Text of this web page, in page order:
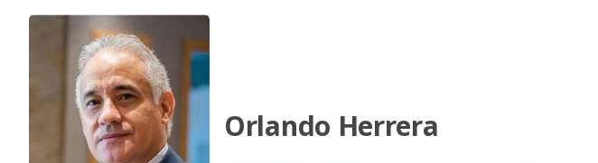
Orlando Herrera
Lujoso apartamentos en Cap Cana - eXp Realty República Dominicana